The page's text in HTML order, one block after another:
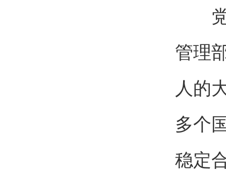
党
管理
人的
多个
稳定